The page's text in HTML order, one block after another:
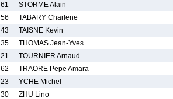
61
STORME Alain
56
TABARY Charlene
43
TAISNE Kevin
35
THOMAS Jean-Yves
21
TOURNIER Arnaud
62
TRAORE Pepe Amara
23
YCHE Michel
30
ZHU Lino